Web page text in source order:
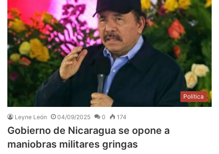
Política
Leyne León 04/09/2025 0 174
Gobierno de Nicaragua se opone a
maniobras militares gringas